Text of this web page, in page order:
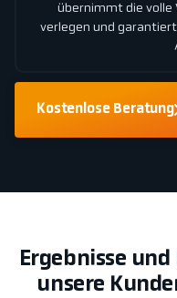
übernimmt die volle
verlegen und
Kostenlose Beratung
Ergebnisse
unsere